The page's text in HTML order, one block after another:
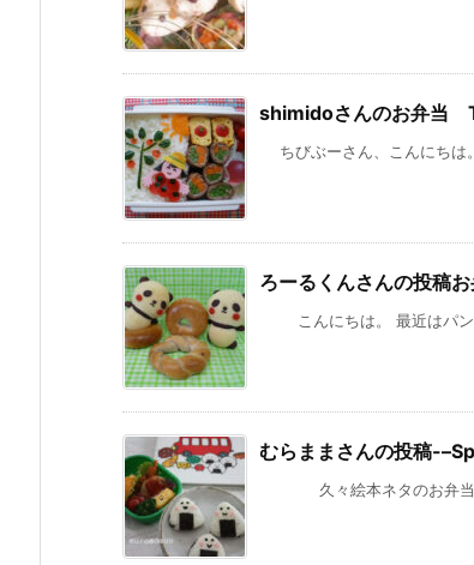
shimidoさんのお弁当
ちびぶーさん、こんにち
ろーるくんさんの投稿
こんにちは。 最近はパン
むらままさんの投稿-
久々絵本ネタのお弁当で